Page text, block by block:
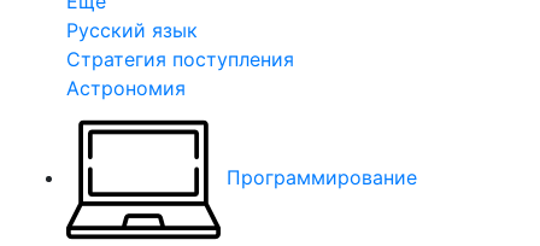
Русский язык
Стратегия поступления
Астрономия
Программирование